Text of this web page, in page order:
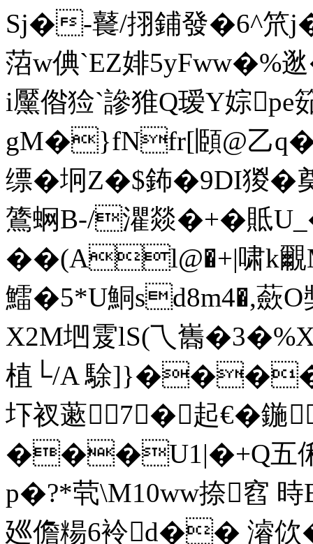
Sj�-鼚/挧鋪發�6^笊
菬w倎`EZ婔5yFww�%
i黶偺猃`謲猚Q瑷Y婃
gM�}fNfr[頥@乙
缥�坰Z�$鈽�9DI猣�
鷟蛧B-/灈燚�+�貾
��(Al@�+|啸k覼
鱩�5*U鮦sd8m4�,蘝O
X2M垇雭lS(乁巂
植└/A 駼
圷衩藗7�起€�鍦
���U1|�+Q五俐/
p�?*茕\M10ww捺窞
廵儋糃6袊d�� 濬佽